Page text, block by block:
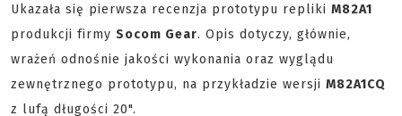
Ukazała się pierwsza recenzja prototypu repliki M82A1
produkcji firmy Socom Gear. Opis dotyczy, głównie,
wrażeń odnośnie jakości wykonania oraz wyglądu
zewnętrznego prototypu, na przykładzie wersji M82A1CQ
z lufą długości 20".